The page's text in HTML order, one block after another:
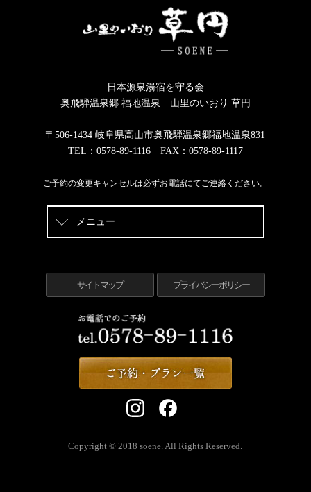
日本源泉湯宿を守る会
奥飛騨温泉郷 福地温泉 山里のいおり 草円
〒506-1434 岐阜県高山市奥飛騨温泉郷福地温泉831
TEL：0578-89-1116 FAX：0578-89-1117
ご予約の変更キャンセルは必ずお電話にてご連絡ください。
メニュー
サイトマップ プライバシーポリシー
Copyright © 2018 soene. All Rights Reserved.